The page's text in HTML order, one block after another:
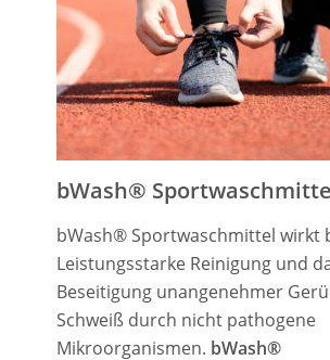
bWash®
bWash® Sportwaschmittel wirkt
Leistungsstarke Reinigung und
Beseitigung unangenehmer
Schweiß durch nicht pathogene
Mikroorganismen. bWash®